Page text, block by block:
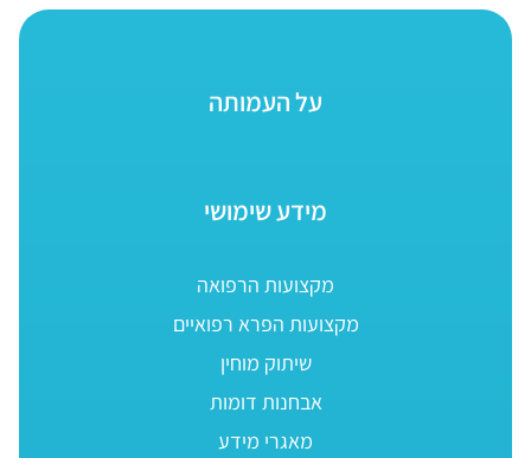
על העמותה
מידע שימושי
מקצועות הרפואה
מקצועות הפרא רפואיים
שיתוק מוחין
אבחנות דומות
מאגרי מידע